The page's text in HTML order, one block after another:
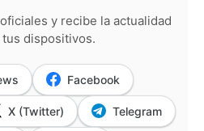
y recibe la actualidad
dispositivos.
Facebook
X (Twitter) Telegram